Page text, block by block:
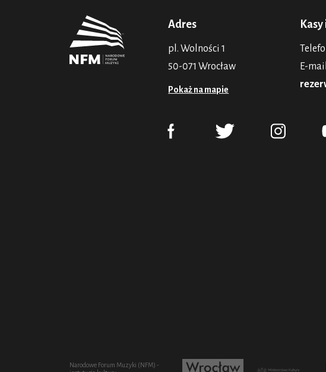
Adres
pl. Wolności 1
50-071 Wrocław
Pokaż na mapie
E-
Narodowe Forum Muzyki (NFM) -